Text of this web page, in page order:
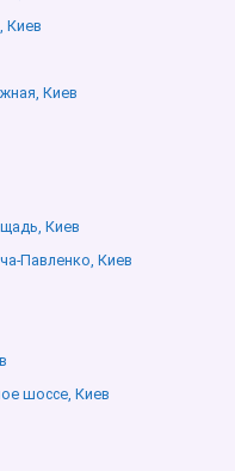
Киев
Киев
Киев
Павленко, Киев
шоссе, Киев